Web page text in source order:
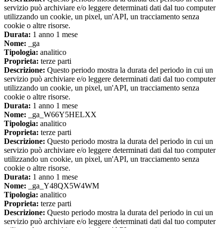
servizio può archiviare e/o leggere determinati dati dal tuo computer
utilizzando un cookie, un pixel, un'API, un tracciamento senza
cookie o altre risorse.
Durata: 1 anno 1 mese
Nome: _ga
Tipologia: analitico
Proprieta: terze parti
Descrizione: Questo periodo mostra la durata del periodo in cui un
servizio può archiviare e/o leggere determinati dati dal tuo computer
utilizzando un cookie, un pixel, un'API, un tracciamento senza
cookie o altre risorse.
Durata: 1 anno 1 mese
Nome: _ga_W66Y5HELXX
Tipologia: analitico
Proprieta: terze parti
Descrizione: Questo periodo mostra la durata del periodo in cui un
servizio può archiviare e/o leggere determinati dati dal tuo computer
utilizzando un cookie, un pixel, un'API, un tracciamento senza
cookie o altre risorse.
Durata: 1 anno 1 mese
Nome: _ga_Y48QX5W4WM
Tipologia: analitico
Proprieta: terze parti
Descrizione: Questo periodo mostra la durata del periodo in cui un
servizio può archiviare e/o leggere determinati dati dal tuo computer